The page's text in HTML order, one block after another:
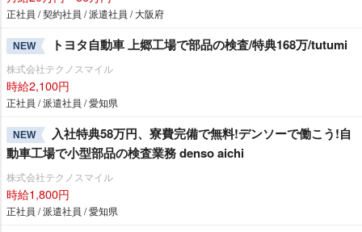
正社員 / 契約社員 / 派遣社員 / 大阪府
NEW トヨタ自動車 上郷工場で部品の検査/特典168万/tutumi
株式会社テクノスマイル
時給2,100円
正社員 / 派遣社員 / 愛知県
NEW
入社特典58万円、寮費完備で無料!デンソーで働こう!自
動車工場で小型部品の検査業務 denso aichi
株式会社テクノスマイル
時給1,800円
正社員 / 派遣社員 / 愛知県